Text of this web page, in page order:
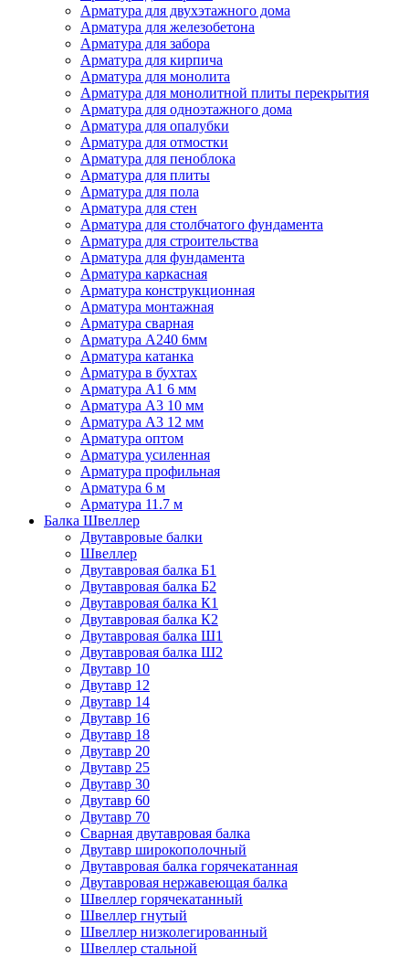
Арматура для двухэтажного дома
Арматура для железобетона
Арматура для забора
Арматура для кирпича
Арматура для монолита
Арматура для монолитной плиты перекрытия
Арматура для одноэтажного дома
Арматура для опалубки
Арматура для отмостки
Арматура для пеноблока
Арматура для плиты
Арматура для пола
Арматура для стен
Арматура для столбчатого фундамента
Арматура для строительства
Арматура для фундамента
Арматура каркасная
Арматура конструкционная
Арматура монтажная
Арматура сварная
Арматура А240 6мм
Арматура катанка
Арматура в бухтах
Арматура А1 6 мм
Арматура А3 10 мм
Арматура А3 12 мм
Арматура оптом
Арматура усиленная
Арматура профильная
Арматура 6 м
Арматура 11.7 м
Балка Швеллер
Двутавровые балки
Швеллер
Двутавровая балка Б1
Двутавровая балка Б2
Двутавровая балка К1
Двутавровая балка К2
Двутавровая балка Ш1
Двутавровая балка Ш2
Двутавр 10
Двутавр 12
Двутавр 14
Двутавр 16
Двутавр 18
Двутавр 20
Двутавр 25
Двутавр 30
Двутавр 60
Двутавр 70
Сварная двутавровая балка
Двутавр широкополочный
Двутавровая балка горячекатанная
Двутавровая нержавеющая балка
Швеллер горячекатанный
Швеллер гнутый
Швеллер низколегированный
Швеллер стальной